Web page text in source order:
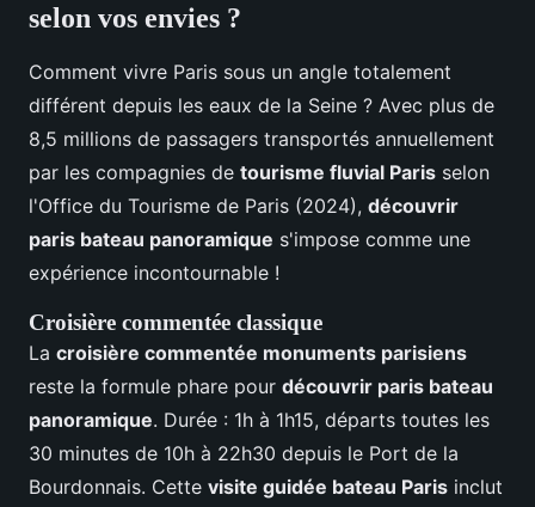
selon vos envies ?
Comment vivre Paris sous un angle totalement
différent depuis les eaux de la Seine ? Avec plus de
8,5 millions de passagers transportés annuellement
par les compagnies de tourisme fluvial Paris selon
l'Office du Tourisme de Paris (2024), découvrir
paris bateau panoramique s'impose comme une
expérience incontournable !
Croisière commentée classique
La croisière commentée monuments parisiens
reste la formule phare pour découvrir paris bateau
panoramique. Durée : 1h à 1h15, départs toutes les
30 minutes de 10h à 22h30 depuis le Port de la
Bourdonnais. Cette visite guidée bateau Paris inclut